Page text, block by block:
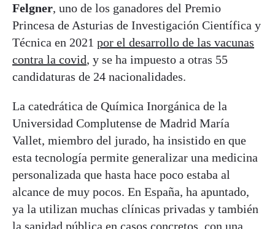
Felgner, uno de los ganadores del Premio
Princesa de Asturias de Investigación Científica y
Técnica en 2021 por el desarrollo de las vacunas
contra la covid, y se ha impuesto a otras 55
candidaturas de 24 nacionalidades.
La catedrática de Química Inorgánica de la
Universidad Complutense de Madrid María
Vallet, miembro del jurado, ha insistido en que
esta tecnología permite generalizar una medicina
personalizada que hasta hace poco estaba al
alcance de muy pocos. En España, ha apuntado,
ya la utilizan muchas clínicas privadas y también
la sanidad pública en casos concretos, con una